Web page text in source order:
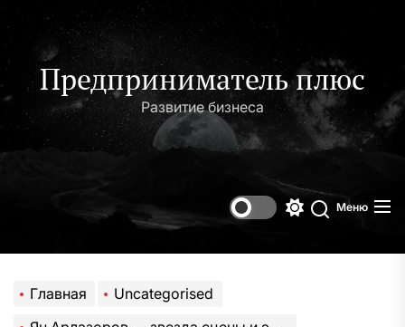
содержимому
Предприниматель плюс
Развитие бизнеса
Поиск
Меню
Главная
Uncategorised